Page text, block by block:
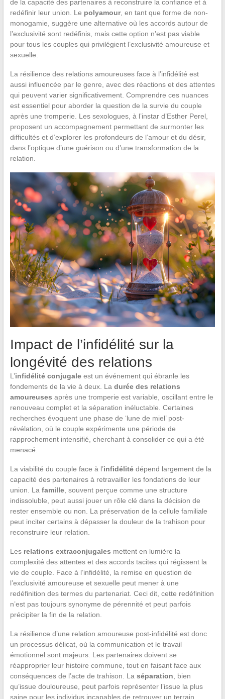
de la capacité des partenaires à reconstruire la confiance et à
redéfinir leur union. Le polyamour, en tant que forme de non-
monogamie, suggère une alternative où les accords autour de
l’exclusivité sont redéfinis, mais cette option n’est pas viable
pour tous les couples qui privilégient l’exclusivité amoureuse et
sexuelle.
La résilience des relations amoureuses face à l’infidélité est
aussi influencée par le genre, avec des réactions et des attentes
qui peuvent varier significativement. Comprendre ces nuances
est essentiel pour aborder la question de la survie du couple
après une tromperie. Les sexologues, à l’instar d’Esther Perel,
proposent un accompagnement permettant de surmonter les
difficultés et d’explorer les profondeurs de l’amour et du désir,
dans l’optique d’une guérison ou d’une transformation de la
relation.
Impact de l’infidélité sur la
longévité des relations
L’infidélité conjugaleest un événement qui ébranle les
fondements de la vie à deux. La durée des relations
amoureuses après une tromperie est variable, oscillant entre le
renouveau complet et la séparation inéluctable. Certaines
recherches évoquent une phase de ‘lune de miel’ post-
révélation, où le couple expérimente une période de
rapprochement intensifié, cherchant à consolider ce qui a été
menacé.
La viabilité du couple face à l’infidélitédépend largement de la
capacité des partenaires à retravailler les fondations de leur
union. La famille, souvent perçue comme une structure
indissoluble, peut aussi jouer un rôle clé dans la décision de
rester ensemble ou non. La préservation de la cellule familiale
peut inciter certains à dépasser la douleur de la trahison pour
reconstruire leur relation.
Les relations extraconjugales mettent en lumière la
complexité des attentes et des accords tacites qui régissent la
vie de couple. Face à l’infidélité, la remise en question de
l’exclusivité amoureuse et sexuelle peut mener à une
redéfinition des termes du partenariat. Ceci dit, cette redéfinition
n’est pas toujours synonyme de pérennité et peut parfois
précipiter la fin de la relation.
La résilience d’une relation amoureuse post-infidélité est donc
un processus délicat, où la communication et le travail
émotionnel sont majeurs. Les partenaires doivent se
réapproprier leur histoire commune, tout en faisant face aux
conséquences de l’acte de trahison. La séparation , bien
qu’issue douloureuse, peut parfois représenter l’issue la plus
saine pour les individus incapables de retrouver un terrain